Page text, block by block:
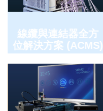
線纜與連結器全方
位解決方案 (ACMS)